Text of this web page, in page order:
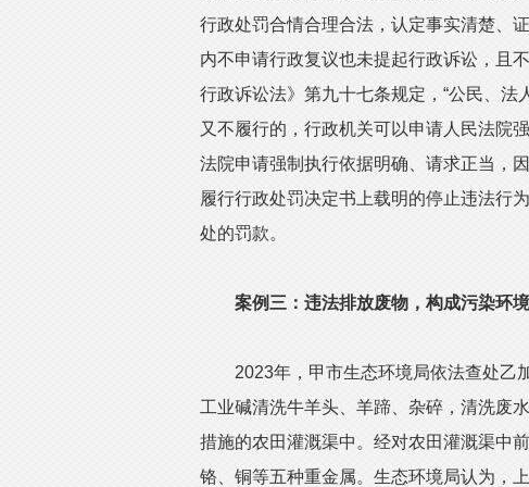
行政处罚合情合理合法，认定事实清楚、
内不申请行政复议也未提起行政诉讼，且
行政诉讼法》第九十七条规定，“公民、
又不履行的，行政机关可以申请人民法院
法院申请强制执行依据明确、请求正当，
履行行政处罚决定书上载明的停止违法行
处的罚款。
案例三：违法排放废物，构成污染环
2023年，甲市生态环境局依法查处乙加
工业碱清洗牛羊头、羊蹄、杂碎，清洗废
措施的农田灌溉渠中。经对农田灌溉渠中
铬、铜等五种重金属。生态环境局认为，